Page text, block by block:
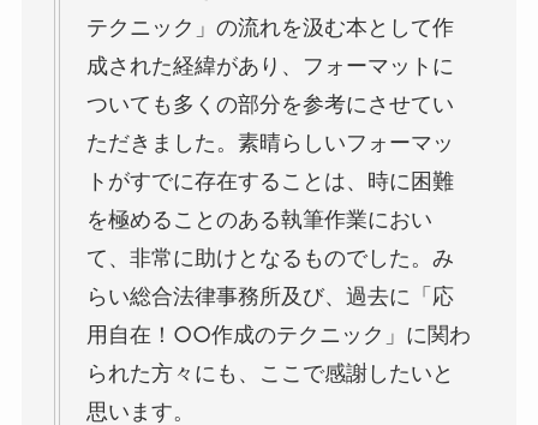
テクニック」の流れを汲む本として作
成された経緯があり、フォーマットに
ついても多くの部分を参考にさせてい
ただきました。素晴らしいフォーマッ
トがすでに存在することは、時に困難
を極めることのある執筆作業におい
て、非常に助けとなるものでした。み
らい総合法律事務所及び、過去に「応
用自在！○○作成のテクニック」に関わ
られた方々にも、ここで感謝したいと
思います。